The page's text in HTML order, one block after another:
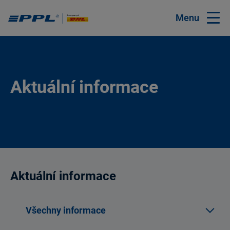
Menu
Aktuální informace
Aktuální informace
Všechny informace